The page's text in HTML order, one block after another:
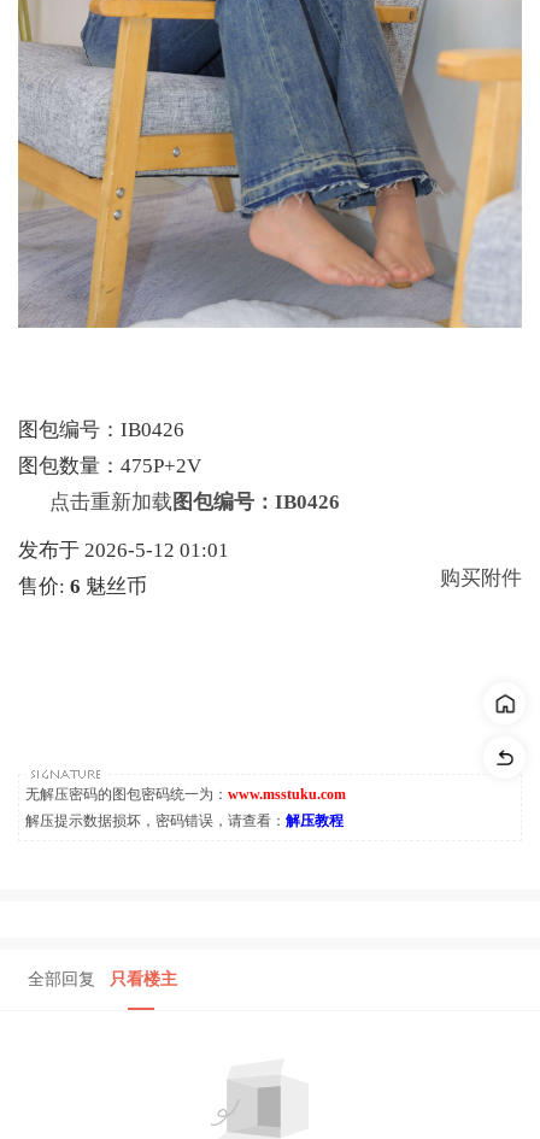
图包编号：IB0426
图包数量：475P+2V
点击重新加载 图包编号：IB0426
发布于 2026-5-12 01:01
售价: 6 魅丝币 购买附件
无解压密码的图包密码统一为： www.msstuku.com
解压提示数据损坏，密码错误，请查看： 解压教程
全部回复 只看楼主